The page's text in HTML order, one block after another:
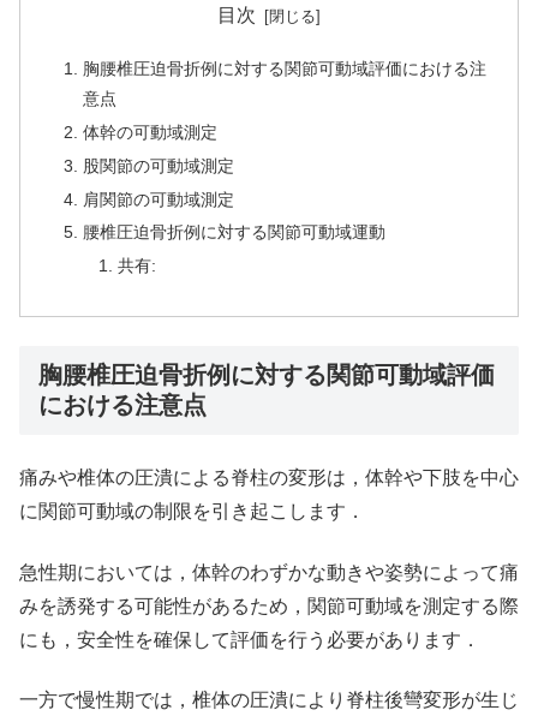
目次
胸腰椎圧迫骨折例に対する関節可動域評価における注
意点
体幹の可動域測定
股関節の可動域測定
肩関節の可動域測定
腰椎圧迫骨折例に対する関節可動域運動
共有:
胸腰椎圧迫骨折例に対する関節可動域評価
における注意点
痛みや椎体の圧潰による脊柱の変形は，体幹や下肢を中心
に関節可動域の制限を引き起こします．
急性期においては，体幹のわずかな動きや姿勢によって痛
みを誘発する可能性があるため，関節可動域を測定する際
にも，安全性を確保して評価を行う必要があります．
一方で慢性期では，椎体の圧潰により脊柱後彎変形が生じ